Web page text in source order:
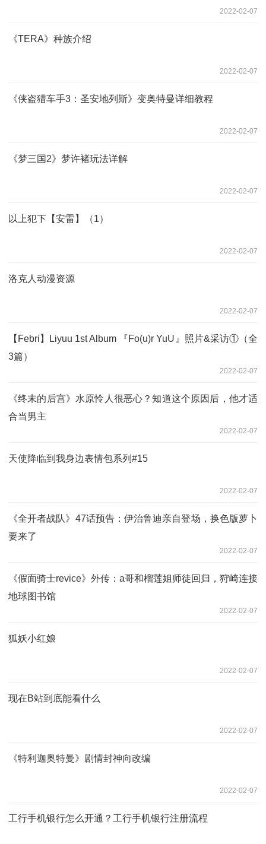
2022-02-07
《TERA》种族介绍
2022-02-07
《侠盗猎车手3：圣安地列斯》变奥特曼详细教程
2022-02-07
《梦三国2》梦许褚玩法详解
2022-02-07
以上犯下【安雷】（1）
2022-02-07
洛克人动漫资源
2022-02-07
【Febri】Liyuu 1st Album 『Fo(u)r YuU』照片&采访①（全
3篇）
2022-02-07
《终末的后宫》水原怜人很恶心？知道这个原因后，他才适
合当男主
2022-02-07
天使降临到我身边表情包系列#15
2022-02-07
《全开者战队》47话预告：伊治鲁迪亲自登场，换色版萝卜
要来了
2022-02-07
《假面骑士revice》外传：a哥和榴莲姐师徒回归，狩崎连接
地球图书馆
2022-02-07
狐妖小红娘
2022-02-07
现在B站到底能看什么
2022-02-07
《特利迦奥特曼》剧情封神向改编
2022-02-07
工行手机银行怎么开通？工行手机银行注册流程